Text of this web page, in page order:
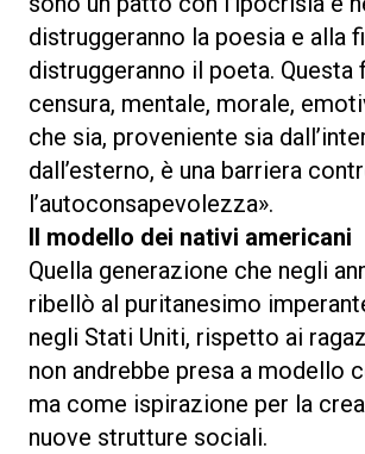
distruggeranno la poesia e alla
distruggeranno il poeta. Questa
censura, mentale, morale,
che sia, proveniente sia
dall’esterno, è una barriera
l’autoconsapevolezza».
Il modello dei nativi americani
Quella generazione che negli
ribellò al puritanesimo
negli Stati Uniti, rispetto ai
non andrebbe presa a modello
ma come ispirazione per la
nuove strutture sociali.